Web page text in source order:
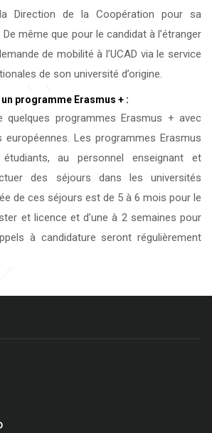
Direction de la Coopération pour sa
même que pour le candidat à l’étranger
de mobilité à l’UCAD via le service
de son université d’origine.
programme Erasmus + :
quelques programmes Erasmus + avec
européennes. Les programmes Erasmus
au personnel enseignant et
des séjours dans les universités
de ces séjours est de 5 à 6 mois pour le
et licence et d’une à 2 semaines pour
à candidature seront régulièrement